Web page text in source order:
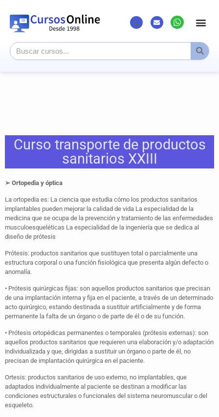
Curso transporte de productos
sanitarios XXIII
➢ Ortopedia y óptica
La ortopedia es: La ciencia que estudia cómo los productos sanitarios
implantables pueden mejorar la calidad de vida La especialidad de la
medicina que se ocupa de la prevención y tratamiento de las enfermedades
musculoesqueléticas La especialidad de la ingeniería que se dedica al
diseño de prótesis
Prótesis: productos sanitarios que sustituyen total o parcialmente una
estructura corporal o una función fisiológica que presenta algún defecto o
anomalía.
• Prótesis quirúrgicas fijas: son aquellos productos sanitarios que precisan
de una implantación interna y fija en el paciente, a través de un determinado
acto quirúrgico, estando destinada a sustituir artificialmente y de forma
permanente la falta de un órgano o de parte de él o de su función.
• Prótesis ortopédicas permanentes o temporales (prótesis externas): son
aquellos productos sanitarios que requieren una elaboración y/o adaptación
individualizada y que, dirigidas a sustituir un órgano o parte de él, no
precisan de implantación quirúrgica en el paciente.
Ortesis: productos sanitarios de uso externo, no implantables, que
adaptados individualmente al paciente se destinan a modificar las
condiciones estructurales o funcionales del sistema neuromuscular o del
esqueleto.